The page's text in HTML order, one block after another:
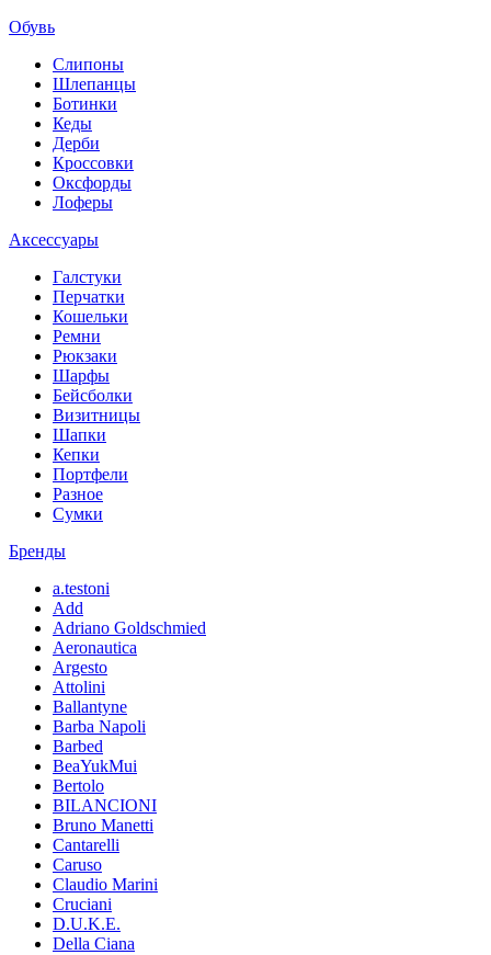
Обувь
Слипоны
Шлепанцы
Ботинки
Кеды
Дерби
Кроссовки
Оксфорды
Лоферы
Аксессуары
Галстуки
Перчатки
Кошельки
Ремни
Рюкзаки
Шарфы
Бейсболки
Визитницы
Шапки
Кепки
Портфели
Разное
Сумки
Бренды
a.testoni
Add
Adriano Goldschmied
Aeronautica
Argesto
Attolini
Ballantyne
Barba Napoli
Barbed
BeaYukMui
Bertolo
BILANCIONI
Bruno Manetti
Cantarelli
Caruso
Claudio Marini
Cruciani
D.U.K.E.
Della Ciana